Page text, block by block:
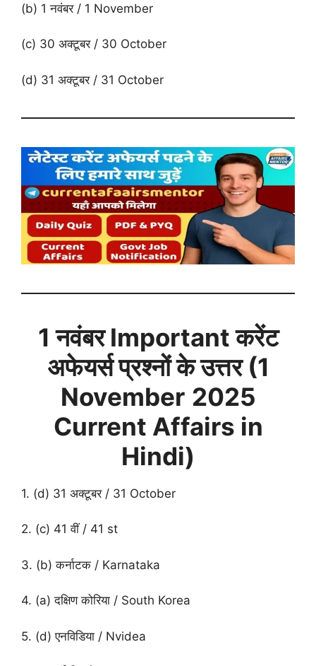
(b) 1 नवंबर / 1 November
(c) 30 अक्टूबर / 30 October
(d) 31 अक्टूबर / 31 October
1 नवंबरImportant करेंट
अफेयर्स प्रश्नों के उत्तर (1
November 2025
Current Affairs in
Hindi)
1. (d) 31 अक्टूबर / 31 October
2. (c) 41 वीं / 41 st
3. (b) कर्नाटक / Karnataka
4. (a) दक्षिण कोरिया / South Korea
5. (d) एनविडिया / Nvidea